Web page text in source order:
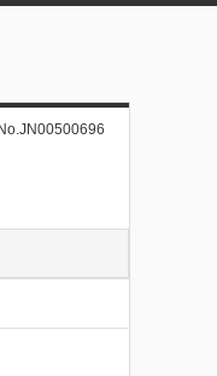
No.JN00500696